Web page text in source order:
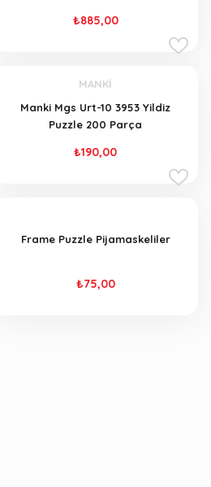
₺885,00
MANKİ
Manki Mgs Urt-10 3953 Yildiz
Puzzle 200 Parça
₺190,00
Frame Puzzle Pijamaskeliler
₺75,00